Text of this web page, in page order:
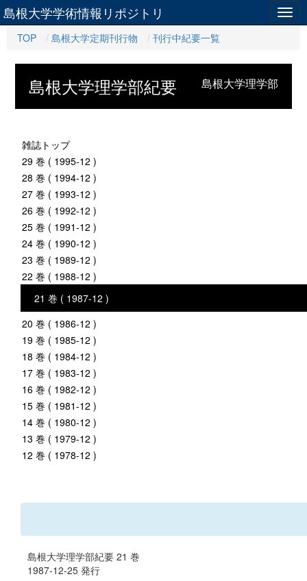
島根大学学術情報リポジトリ
TOP 島根大学定期刊行物 刊行中紀要一覧
島根大学理学部
島根大学理学部紀要
雑誌トップ
29 巻 ( 1995-12 )
28 巻 ( 1994-12 )
27 巻 ( 1993-12 )
26 巻 ( 1992-12 )
25 巻 ( 1991-12 )
24 巻 ( 1990-12 )
23 巻 ( 1989-12 )
22 巻 ( 1988-12 )
21 巻 ( 1987-12 )
20 巻 ( 1986-12 )
19 巻 ( 1985-12 )
18 巻 ( 1984-12 )
17 巻 ( 1983-12 )
16 巻 ( 1982-12 )
15 巻 ( 1981-12 )
14 巻 ( 1980-12 )
13 巻 ( 1979-12 )
12 巻 ( 1978-12 )
島根大学理学部紀要 21 巻
1987-12-25 発行